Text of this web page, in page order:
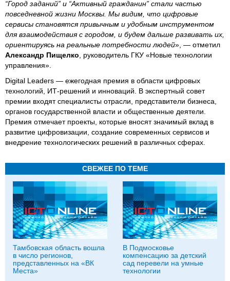
“Город заданий” и “Активный гражданин” стали частью
повседневной жизни Москвы. Мы видим, что цифровые
сервисы становятся привычным и удобным инструментом
для взаимодействия с городом, и будем дальше развивать их,
ориентируясь на реальные потребности людей», — отметил
Александр Пищелко , руководитель ГКУ «Новые технологии
управления».
Digital Leaders — ежегодная премия в области цифровых
технологий, ИТ-решений и инноваций. В экспертный совет
премии входят специалисты отрасли, представители бизнеса,
органов государственной власти и общественные деятели.
Премия отмечает проекты, которые вносят значимый вклад в
развитие цифровизации, создание современных сервисов и
внедрение технологических решений в различных сферах.
СВЕЖЕЕ ПО ТЕМЕ
Тамбовская область вошла
в число регионов,
представленных на «ВК
Места»
В Подмосковье
компенсацию за детский
сад перевели на умные
технологии